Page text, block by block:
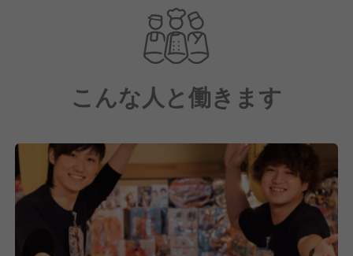
ただの居酒屋じゃない、「宴会部」へようこそ！
----------------------------------------------
＼「宴会部」とは？／
ひと言でいうと、街でイチバン記憶に残るパーティを
企画からプロデュースする専門チーム。
事さん」とチームを組んで、
「どんなサプライズにしよう？」
「主役の好きな曲、流しちゃう？」
なんて、最高の１日をゼロから一緒に創り上げていく
のが私たちのミッション。
こんな人と働きます